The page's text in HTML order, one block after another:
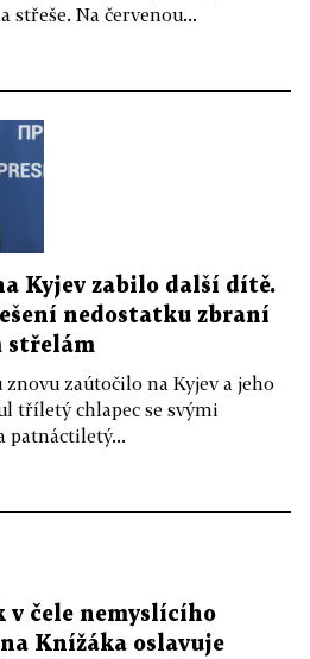
střeše. Na červenou...
Kyjev zabilo další dítě.
nedostatku zbraní
střelám
znovu zaútočilo na Kyjev a jeho
tříletý chlapec se svými
patnáctiletý...
v čele nemyslícího
Knížáka oslavuje